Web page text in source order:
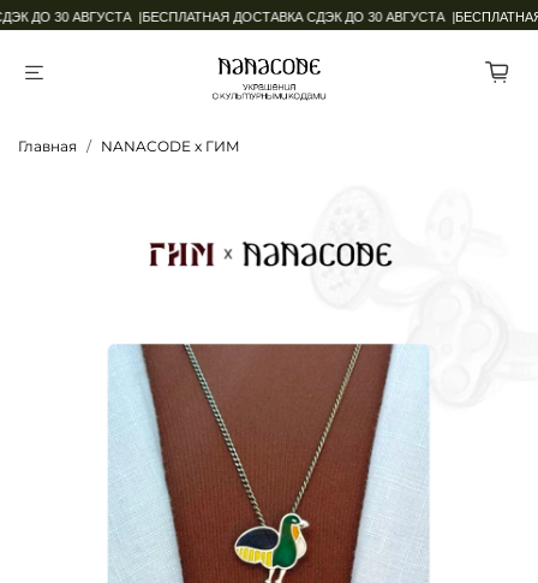
30 АВГУСТА |БЕСПЛАТНАЯ ДОСТАВКА СДЭК ДО 30 АВГУСТА |БЕСПЛАТНАЯ
Главная NANACODE х ГИМ